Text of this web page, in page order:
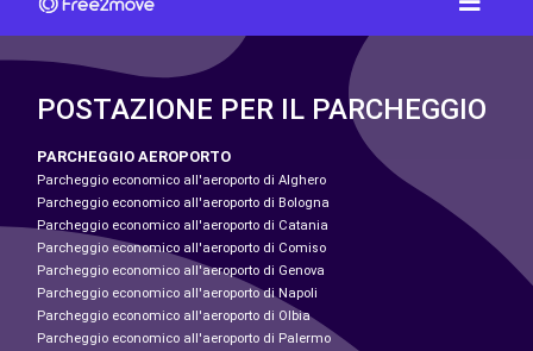
POSTAZIONE PER IL PARCHEGGIO
PARCHEGGIO AEROPORTO
Parcheggio economico all'aeroporto di Alghero
Parcheggio economico all'aeroporto di Bologna
Parcheggio economico all'aeroporto di Catania
Parcheggio economico all'aeroporto di Comiso
Parcheggio economico all'aeroporto di Genova
Parcheggio economico all'aeroporto di Napoli
Parcheggio economico all'aeroporto di Olbia
Parcheggio economico all'aeroporto di Palermo